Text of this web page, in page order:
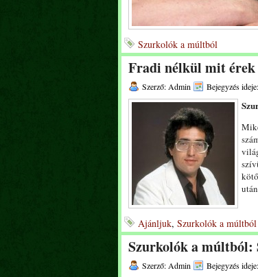
Szurkolók a múltból
Fradi nélkül mit érek
Szerző: Admin Bejegyzés
Ajánljuk, Szurkolók a múltból
Szurkolók a múltból:
Szerző: Admin Bejegyzés